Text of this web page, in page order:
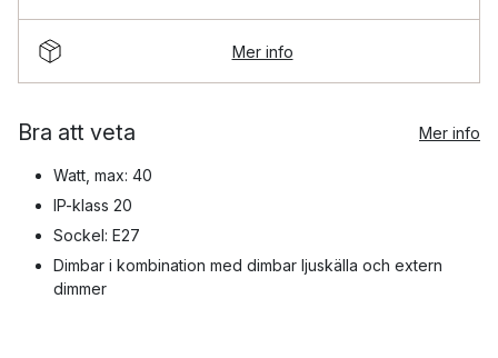
Mer info
Bra att veta Mer info
Watt, max: 40
IP-klass 20
Sockel: E27
Dimbar i kombination med dimbar ljuskälla och extern
dimmer